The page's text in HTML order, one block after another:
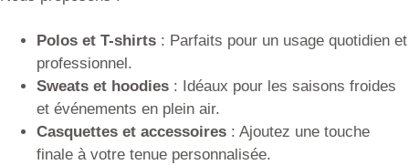
Polos et T-shirts : Parfaits pour un usage quotidien et
professionnel.
Sweats et hoodies : Idéaux pour les saisons froides
et événements en plein air.
Casquettes et accessoires : Ajoutez une touche
finale à votre tenue personnalisée.